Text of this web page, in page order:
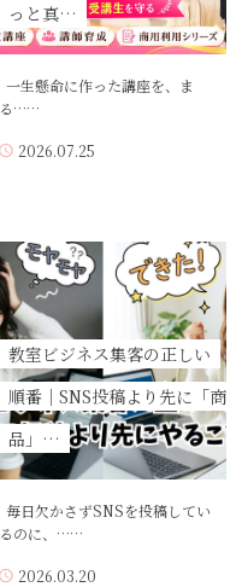
っと真…
一生懸命に作った講座を、ま
る……
2026.07.25
教室ビジネス集客の正しい
順番｜SNS投稿より先に「商
品」…
毎日欠かさずSNSを投稿してい
るのに、……
2026.03.20